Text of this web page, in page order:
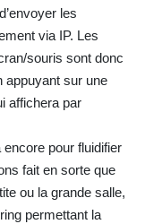
les
via IP. Les
souris sont donc
appuyant sur une
affichera par
pour fluidifier
fait en sorte que
ou la grande salle,
permettant la